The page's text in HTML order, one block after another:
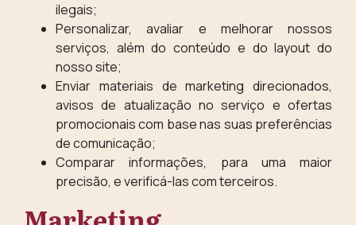
ilegais;
Personalizar, avaliar e melhorar nossos
serviços, além do conteúdo e do layout do
nosso site;
Enviar materiais de marketing direcionados,
avisos de atualização no serviço e ofertas
promocionais com base nas suas preferências
de comunicação;
Comparar informações, para uma maior
precisão, e verificá-las com terceiros.